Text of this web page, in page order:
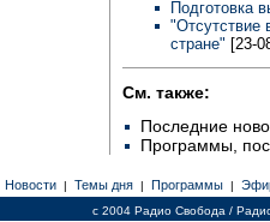
Подготовка
"Отсутствие
стране" [23-
См. также:
Последние
Программы,
Новости | Темы дня | Программы |
c 2004 Радио Свобода /